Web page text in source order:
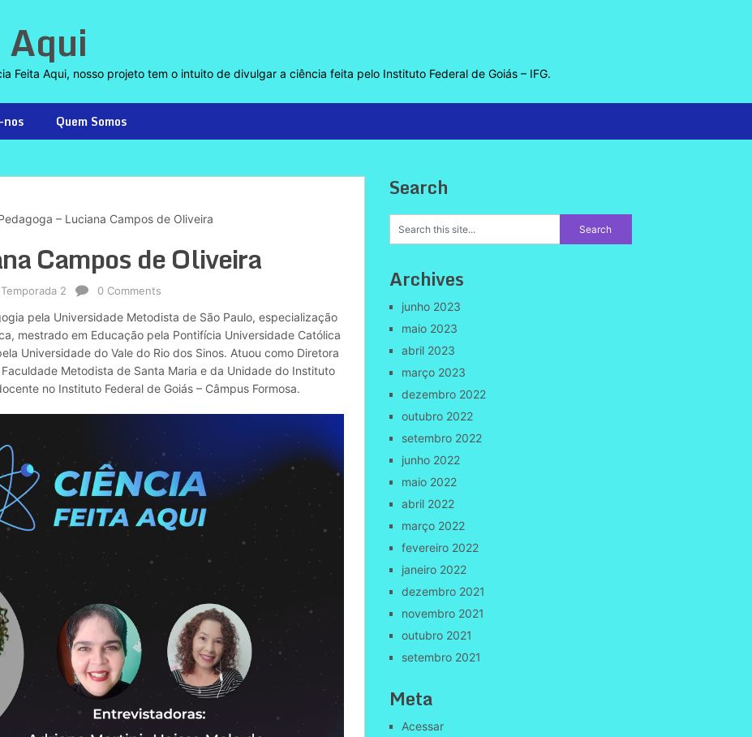
Feita Aqui, nosso projeto tem o intuito de divulgar a ciência feita pelo Instituto Federal de Goiás – IFG.
Quem Somos
– Luciana Campos de Oliveira
Campos de Oliveira
Temporada 2 0 Comments
pela Universidade Metodista de São Paulo, especialização
mestrado em Educação pela Pontifícia Universidade Católica
Universidade do Vale do Rio dos Sinos. Atuou como Diretora
Metodista de Santa Maria e da Unidade do Instituto
no Instituto Federal de Goiás – Câmpus Formosa.
Search
Archives
junho 2023
maio 2023
abril 2023
março 2023
dezembro 2022
outubro 2022
setembro 2022
junho 2022
maio 2022
abril 2022
março 2022
fevereiro 2022
janeiro 2022
dezembro 2021
novembro 2021
outubro 2021
setembro 2021
Meta
Acessar